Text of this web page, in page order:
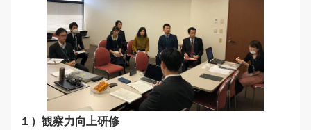
１）観察力向上研修